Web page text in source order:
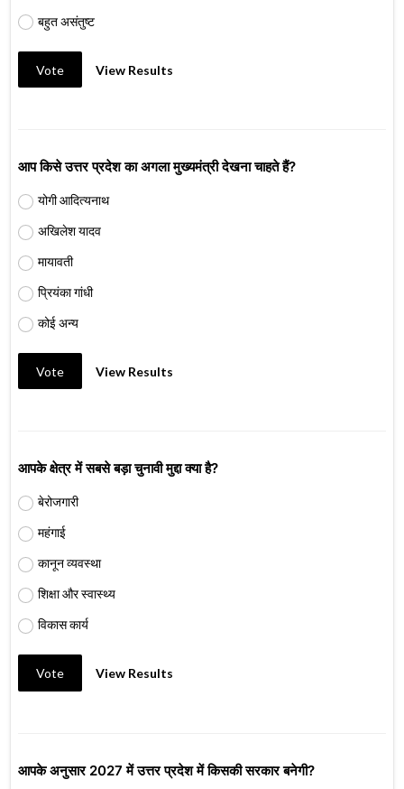
बहुत असंतुष्ट
Vote View Results
आप किसे उत्तर प्रदेश का अगला मुख्यमंत्री देखना चाहते हैं?
योगी आदित्यनाथ
अखिलेश यादव
मायावती
प्रियंका गांधी
कोई अन्य
Vote View Results
आपके क्षेत्र में सबसे बड़ा चुनावी मुद्दा क्या है?
बेरोजगारी
महंगाई
कानून व्यवस्था
शिक्षा और स्वास्थ्य
विकास कार्य
Vote View Results
आपके अनुसार 2027 में उत्तर प्रदेश में किसकी सरकार बनेगी?